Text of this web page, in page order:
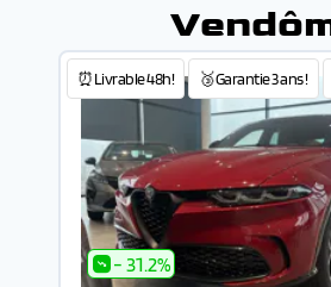
⏰Livrable 48h! 🥉Garantie 3 ans !
- 31.2%